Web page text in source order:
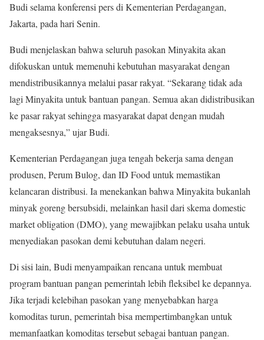
Budi selama konferensi pers di Kementerian Perdagangan,
Jakarta, pada hari Senin.
Budi menjelaskan bahwa seluruh pasokan Minyakita akan
difokuskan untuk memenuhi kebutuhan masyarakat dengan
mendistribusikannya melalui pasar rakyat. “Sekarang tidak ada
lagi Minyakita untuk bantuan pangan. Semua akan didistribusikan
ke pasar rakyat sehingga masyarakat dapat dengan mudah
mengaksesnya,” ujar Budi.
Kementerian Perdagangan juga tengah bekerja sama dengan
produsen, Perum Bulog, dan ID Food untuk memastikan
kelancaran distribusi. Ia menekankan bahwa Minyakita bukanlah
minyak goreng bersubsidi, melainkan hasil dari skema domestic
market obligation (DMO), yang mewajibkan pelaku usaha untuk
menyediakan pasokan demi kebutuhan dalam negeri.
Di sisi lain, Budi menyampaikan rencana untuk membuat
program bantuan pangan pemerintah lebih fleksibel ke depannya.
Jika terjadi kelebihan pasokan yang menyebabkan harga
komoditas turun, pemerintah bisa mempertimbangkan untuk
memanfaatkan komoditas tersebut sebagai bantuan pangan.